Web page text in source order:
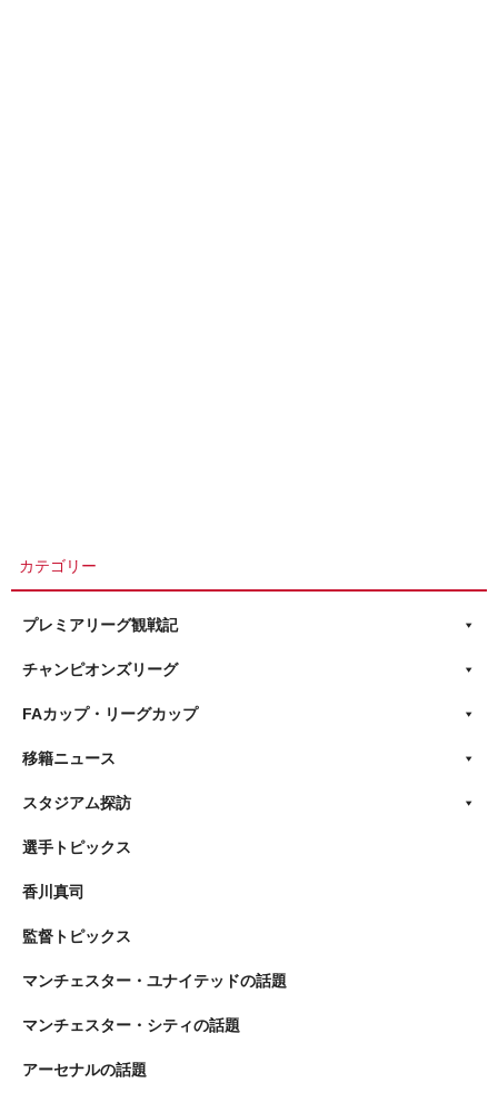
カテゴリー
プレミアリーグ観戦記
チャンピオンズリーグ
FAカップ・リーグカップ
移籍ニュース
スタジアム探訪
選手トピックス
香川真司
監督トピックス
マンチェスター・ユナイテッドの話題
マンチェスター・シティの話題
アーセナルの話題